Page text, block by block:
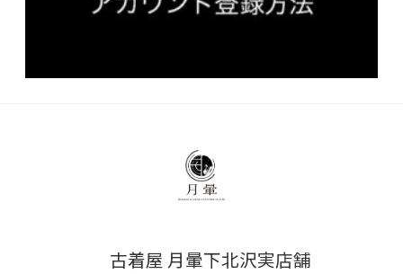
古着屋 月暈下北沢実店舗